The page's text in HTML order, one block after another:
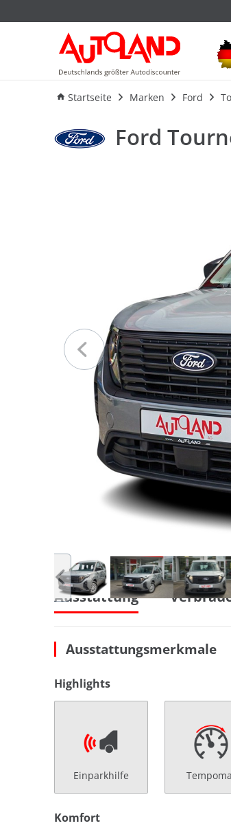
Startseite Marken Ford
Ford
Ausstattung
Ford
Ausstattung
Ausstattungsmerkmale
Highlights
Einparkhilfe
Komfort